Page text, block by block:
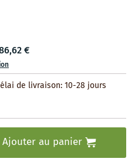
€
de livraison: 10-28 jours
Ajouter au panier